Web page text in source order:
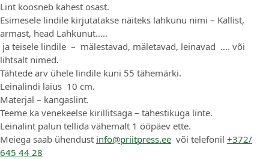
Lint koosneb kahest osast.
Esimesele lindile kirjutatakse näiteks lahkunu nimi – Kallist,
armast, head Lahkunut…..
ja teisele lindile – mälestavad, mäletavad, leinavad …. või
lihtsalt nimed.
Tähtede arv ühele lindile kuni 55 tähemärki.
Leinalindi laius 10 cm.
Materjal – kangaslint.
Teeme ka venekeelse kirillitsaga – tähestikuga linte.
Leinalint palun tellida vähemalt 1 ööpäev ette.
Meiega saab ühendust info@priitpress.ee või telefonil +372/
645 44 28